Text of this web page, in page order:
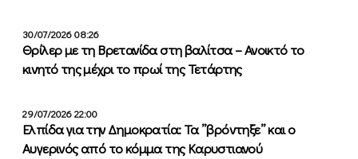
30/07/2026 08:26
Θρίλερ με τη Βρετανίδα στη βαλίτσα – Ανοικτό το
κινητό της μέχρι το πρωί της Τετάρτης
29/07/2026 22:00
Ελπίδα για την Δημοκρατία: Τα ”βρόντηξε” και ο
Αυγερινός από το κόμμα της Καρυστιανού